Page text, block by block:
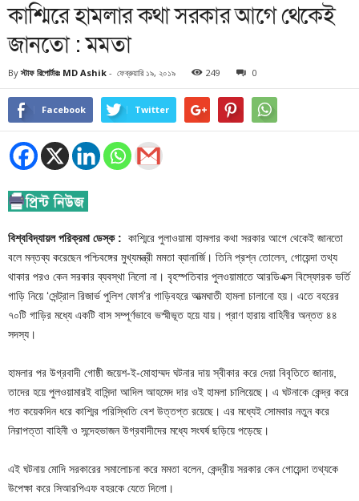
কাশ্মিরে হামলার কথা সরকার আগে থেকেই
জানতো : মমতা
By স্টাফ রিপোর্টারঃ MD Ashik - ফেব্রুয়ারি ১৯, ২০১৯ 249 0
Facebook Twitter
বিশ্ববিদ্যায়ল পরিক্রমা ডেস্ক : কাশ্মিরে পুলাওয়ামা হামলার কথা সরকার আগে থেকেই জানতো
বলে মন্তব্য করেছেন পশ্চিবঙ্গের মুখ্যমন্ত্রী মমতা ব্যানার্জি। তিনি প্রশ্ন তোলেন, গোয়েন্দা তথ্য
থাকার পরও কেন সরকার ব্যবস্থা নিলো না। বৃহস্পতিবার পুলওয়ামাতে আরডিএক্স বিস্ফোরক ভর্তি
গাড়ি নিয়ে ‘সেন্ট্রাল রিজার্ভ পুলিশ ফোর্স’র গাড়িবহরে আত্মঘাতী হামলা চালানো হয়। এতে বহরের
৭০টি গাড়ির মধ্যে একটি বাস সম্পূর্ণভাবে ভস্মীভূত হয়ে যায়। প্রাণ হারায় বাহিনীর অন্তত ৪৪
সদস্য।
হামলার পর উগ্রবাদী গোষ্ঠী জয়েশ-ই-মোহাম্মদ ঘটনার দায় স্বীকার করে দেয়া বিবৃতিতে জানায়,
তাদের হয়ে পুলওয়ামারই বাসিন্দা আদিল আহমেদ দার ওই হামলা চালিয়েছে। এ ঘটনাকে কেন্দ্র করে
গত কয়েকদিন ধরে কাশ্মির পরিস্থিতি বেশ উত্তপ্ত রয়েছে। এর মধ্যেই সোমবার নতুন করে
নিরাপত্তা বাহিনী ও সন্দেহভাজন উগ্রবাদীদের মধ্যে সংঘর্ষ ছড়িয়ে পড়েছে।
এই ঘটনায় মোদি সরকারের সমালোচনা করে মমতা বলেন, কেন্দ্রীয় সরকার কেন গোয়েন্দা তথ্যকে
উপেক্ষা করে সিআরপিএফ বহরকে যেতে দিলো।